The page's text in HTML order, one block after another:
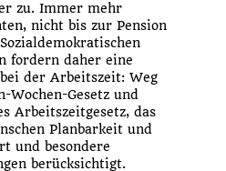
zu. Immer mehr
nicht bis zur Pension
fordern daher eine
der Arbeitszeit: Weg
Wochen-Gesetz und
Arbeitszeitgesetz, das
Planbarkeit und
und besondere
berücksichtigt.